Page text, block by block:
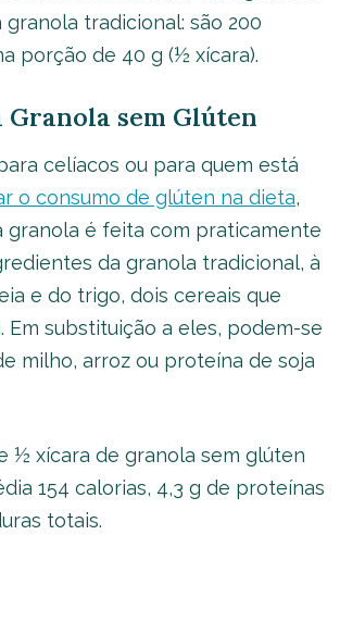
granola tradicional: são 200
porção de 40 g (½ xícara).
Granola sem Glúten
celíacos ou para quem está
o consumo de glúten na dieta,
granola é feita com praticamente
da granola tradicional, à
e do trigo, dois cereais que
Em substituição a eles, podem-se
milho, arroz ou proteína de soja
½ xícara de granola sem glúten
154 calorias, 4,3 g de proteínas
totais.